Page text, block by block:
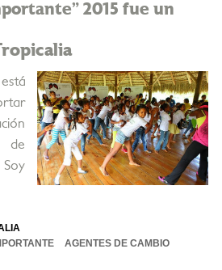
2015 fue un
de
AGENTES DE CAMBIO